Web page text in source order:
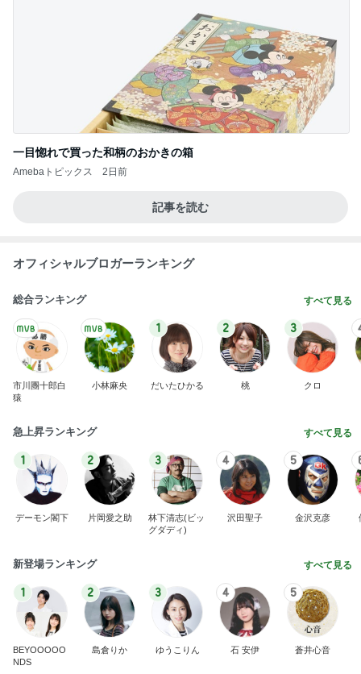
一目惚れで買った和柄のおかきの箱
Amebaトピックス 2日前
記事を読む
オフィシャルブロガーランキング
総合ランキング すべて見る
市川團十郎白
猿
小林麻央
1
だいたひかる
2
桃
3
クロ
急上昇ランキング すべて見る
1
デーモン閣下
2
片岡愛之助
3
林下清志(ビッ
グダディ)
4
沢田聖子
5
金沢克彦
新登場ランキング すべて見る
1
BEYOOOOO
NDS
2
島倉りか
3
ゆうこりん
4
石 安伊
5
蒼井心音